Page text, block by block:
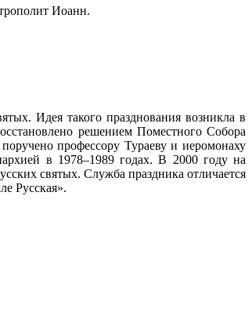
Иоанн.
Идея такого празднования возникла в
решением Поместного Собора
профессору Тураеву и иеромонаху
в 1978–1989 годах. В 2000 году на
святых. Служба праздника отличается
Русская».